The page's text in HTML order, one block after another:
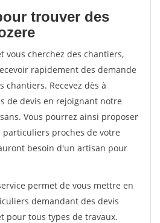
trouver des
vous cherchez des chantiers,
rapidement des demande
chantiers. Recevez dès à
de devis en rejoignant notre
Vous pourrez ainsi proposer
particuliers proches de votre
besoin d'un artisan pour
permet de vous mettre en
demandant des devis
pour tous types de travaux.